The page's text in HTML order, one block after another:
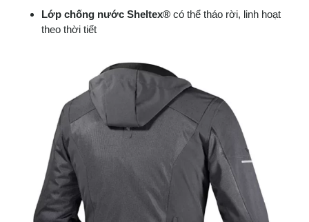
Lớp chống nước Sheltex® có thể tháo rời, linh hoạt
theo thời tiết